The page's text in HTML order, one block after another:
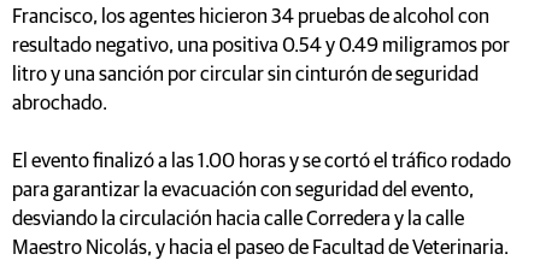
Francisco, los agentes hicieron 34 pruebas de alcohol con
resultado negativo, una positiva 0.54 y 0.49 miligramos por
litro y una sanción por circular sin cinturón de seguridad
abrochado.
El evento finalizó a las 1.00 horas y se cortó el tráfico rodado
para garantizar la evacuación con seguridad del evento,
desviando la circulación hacia calle Corredera y la calle
Maestro Nicolás, y hacia el paseo de Facultad de Veterinaria.